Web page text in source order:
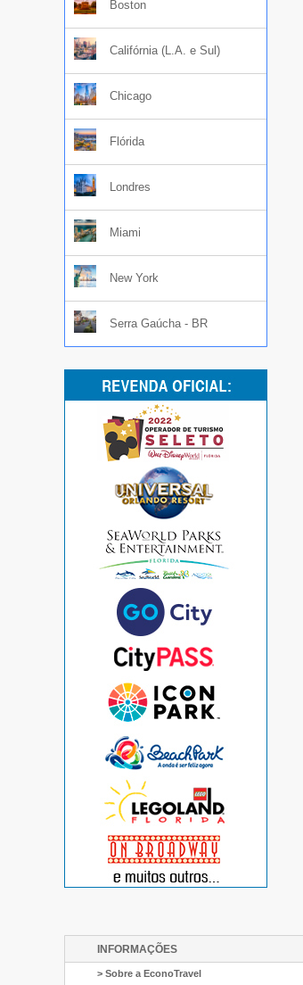
Boston
Califórnia (L.A. e Sul)
Chicago
Flórida
Londres
Miami
New York
Serra Gaúcha - BR
INFORMAÇÕES
> Sobre a EconoTravel